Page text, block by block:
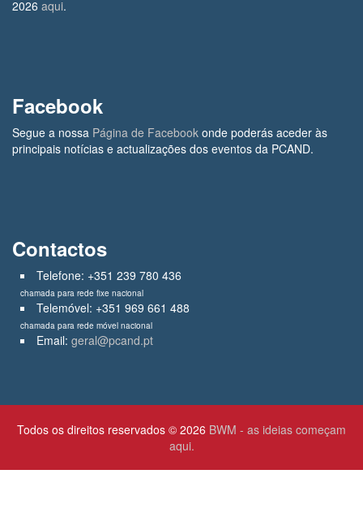
2026 aqui.
Facebook
Segue a nossa Página de Facebook onde poderás aceder às
principais notícias e actualizações dos eventos da PCAND.
Contactos
Telefone: +351 239 780 436
chamada para rede fixe nacional
Telemóvel: +351 969 661 488
chamada para rede móvel nacional
Email: geral@pcand.pt
Todos os direitos reservados © 2026 BWM - as ideias começam
aqui.